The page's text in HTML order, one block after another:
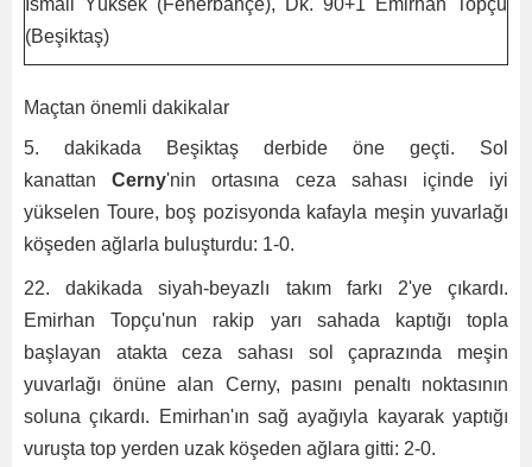
İsmail Yüksek (Fenerbahçe), Dk. 90+1 Emirhan Topçu
(Beşiktaş)
Maçtan önemli dakikalar
5. dakikada Beşiktaş derbide öne geçti. Sol
kanattanCerny'nin ortasına ceza sahası içinde iyi
yükselen Toure, boş pozisyonda kafayla meşin yuvarlağı
köşeden ağlarla buluşturdu: 1-0.
22. dakikada siyah-beyazlı takım farkı 2'ye çıkardı.
Emirhan Topçu'nun rakip yarı sahada kaptığı topla
başlayan atakta ceza sahası sol çaprazında meşin
yuvarlağı önüne alan Cerny, pasını penaltı noktasının
soluna çıkardı. Emirhan'ın sağ ayağıyla kayarak yaptığı
vuruşta top yerden uzak köşeden ağlara gitti: 2-0.